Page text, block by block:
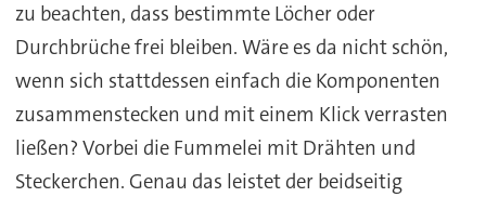
zu beachten, dass bestimmte Löcher oder
Durchbrüche frei bleiben. Wäre es da nicht schön,
wenn sich stattdessen einfach die Komponenten
zusammenstecken und mit einem Klick verrasten
ließen? Vorbei die Fummelei mit Drähten und
Steckerchen. Genau das leistet der beidseitig